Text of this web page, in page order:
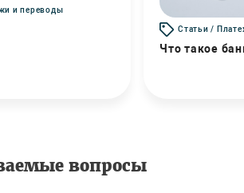
и переводы
Статьи /
Что такое
вопросы